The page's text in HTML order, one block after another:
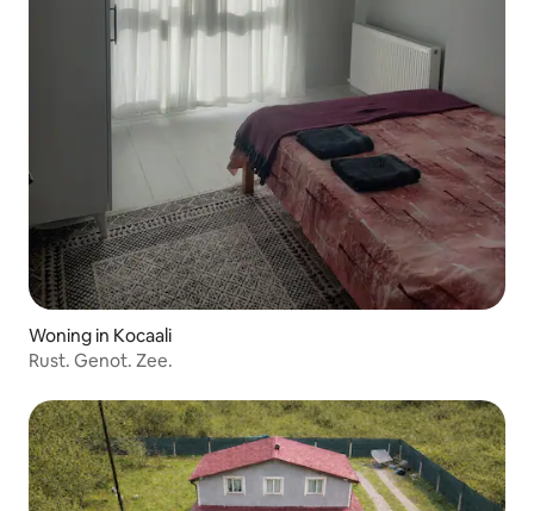
Woning in Kocaali
Rust. Genot. Zee.